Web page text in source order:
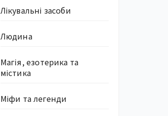
Лікувальні засоби
Людина
Магія, езотерика та
містика
Міфи та легенди